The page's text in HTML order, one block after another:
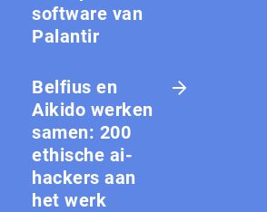
software van
Palantir
Belfius en
Aikido werken
samen: 200
ethische ai-
hackers aan
het werk